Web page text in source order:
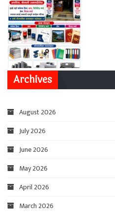
Archives
August 2026
July 2026
June 2026
May 2026
April 2026
March 2026